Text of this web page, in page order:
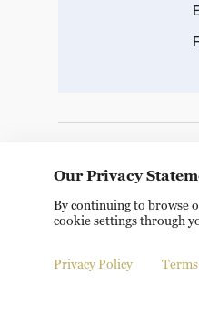
Copyright © 2024
Our Privacy
By continuing to browse
cookie settings through
Privacy Policy